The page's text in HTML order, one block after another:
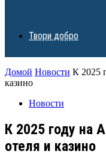
Твори добро
Домой Новости К 2025
казино
Новости
К 2025 году на
отеля и казино